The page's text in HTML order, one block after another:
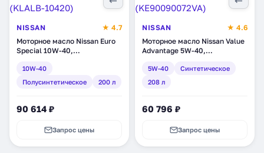
NISSAN
★ 4.7
Моторное масло Nissan Euro
Special 10W-40,
(KLALB-10420)
10W-40
Полусинтетическое
200 л
90 614 ₽
Запрос цены
NISSAN
★ 4.6
Моторное масло Nissan Value
Advantage 5W-40,
(KE90090072VA)
5W-40
Синтетическое
208 л
60 796 ₽
Запрос цены